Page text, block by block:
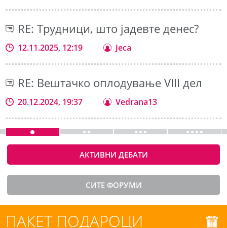
RE: Трудници, што јадевте денес?
12.11.2025, 12:19 Jeca
RE: Вештачко оплодување VIII дел
20.12.2024, 19:37 Vedrana13
АКТИВНИ ДЕБАТИ
СИТЕ ФОРУМИ
ПАКЕТ ПОДАРОЦИ